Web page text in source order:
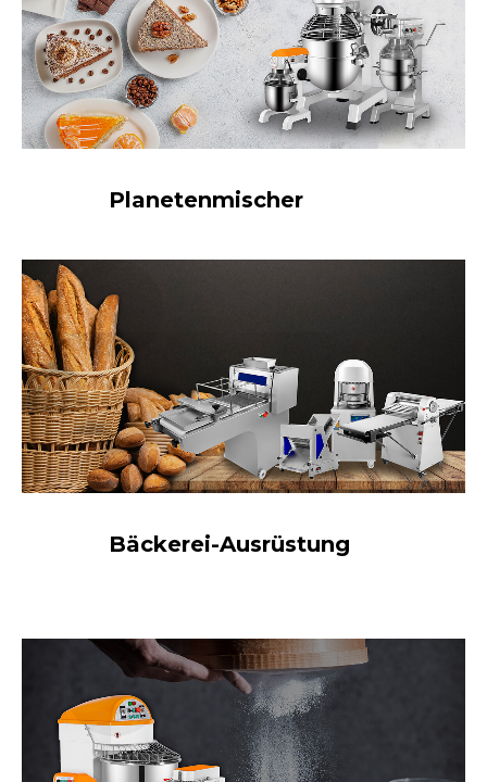
Planetenmischer
Bäckerei-Ausrüstung